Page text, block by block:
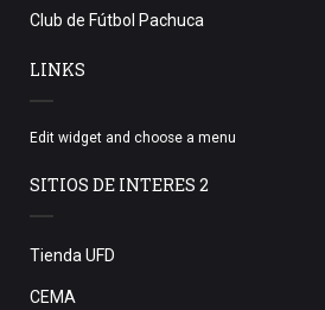
Club de Fútbol Pachuca
LINKS
Edit widget and choose a menu
SITIOS DE INTERES 2
Tienda UFD
CEMA